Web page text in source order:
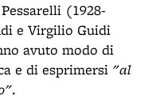
(1928-
e Virgilio Guidi
avuto modo di
e di esprimersi "al
.